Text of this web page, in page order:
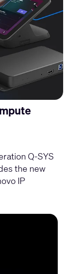
Q-SYS
the new
IP